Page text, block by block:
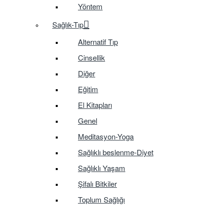
Yöntem
Sağlık-Tıp
Alternatif Tıp
Cinsellik
Diğer
Eğitim
El Kitapları
Genel
Meditasyon-Yoga
Sağlıklı beslenme-Diyet
Sağlıklı Yaşam
Şifalı Bitkiler
Toplum Sağlığı